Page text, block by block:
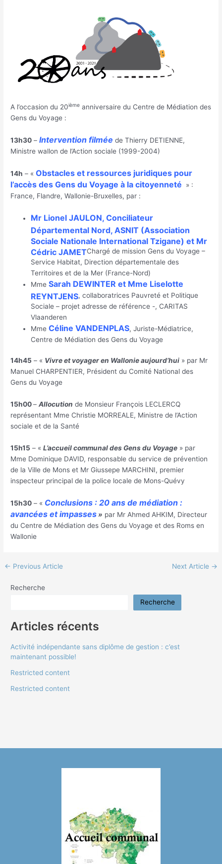
A l’occasion du 20ième anniversaire du Centre de Médiation des
Gens du Voyage :
13h30 –Intervention filmée de Thierry DETIENNE,
Ministre wallon de l’Action sociale (1999-2004)
14h – «Obstacles et ressources juridiques pour
l’accès des Gens du Voyage à la citoyenneté
» :
France, Flandre, Wallonie-Bruxelles, par :
Mr Lionel JAULON, Conciliateur
Départemental Nord, ASNIT (Association
Sociale Nationale International Tzigane) et Mr
Cédric JAMETChargé de mission Gens du Voyage –
Service Habitat, Direction départementale des
Territoires et de la Mer (France-Nord)
Mme Sarah DEWINTER et Mme Liselotte
REYNTJENS, collaboratrices Pauvreté et Politique
Sociale – projet adresse de référence -, CARITAS
Vlaanderen
MmeCéline VANDENPLAS, Juriste-Médiatrice,
Centre de Médiation des Gens du Voyage
14h45 – « Vivre et voyager en Wallonie aujourd’hui » par Mr
Manuel CHARPENTIER, Président du Comité National des
Gens du Voyage
15h00–Allocution de Monsieur François LECLERCQ
représentant Mme Christie MORREALE, Ministre de l’Action
sociale et de la Santé
15h15 – «L’accueil communal des Gens du Voyage » par
Mme Dominique DAVID, responsable du service de prévention
de la Ville de Mons et Mr Giussepe MARCHINI, premier
inspecteur principal de la police locale de Mons-Quévy
15h30 – « Conclusions : 20 ans de médiation :
avancées et impasses» par Mr Ahmed AHKIM, Directeur
du Centre de Médiation des Gens du Voyage et des Roms en
Wallonie
← Previous Article Next Article →
Recherche
Recherche
Articles récents
Activité indépendante sans diplôme de gestion : c’est
maintenant possible!
Restricted content
Restricted content